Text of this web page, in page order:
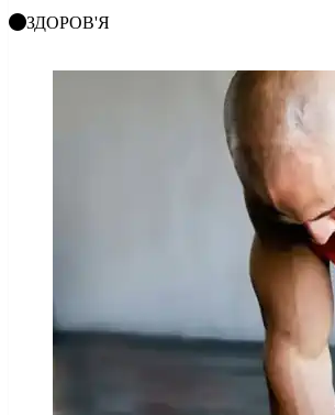
ЗДОРОВ'Я